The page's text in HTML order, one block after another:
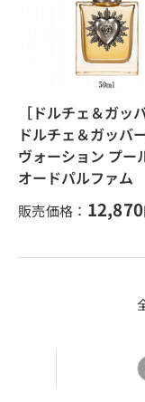
［ドルチェ＆ガッ
ドルチェ＆ガッバ
ヴォーション プー
オードパルファム
販売価格： 12,870